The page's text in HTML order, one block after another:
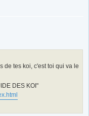
de tes koi, c'est toi qui va le
DES KOI"